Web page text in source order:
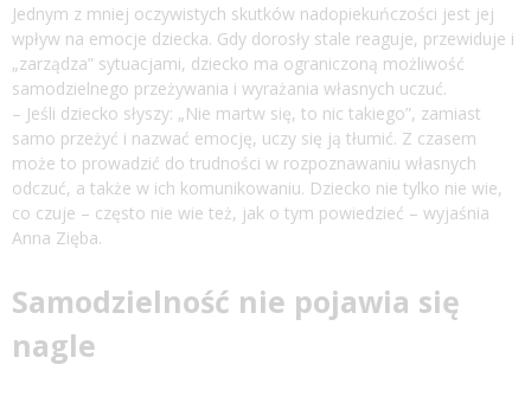
Jednym z mniej oczywistych skutków nadopiekuńczości jest jej
wpływ na emocje dziecka. Gdy dorosły stale reaguje, przewiduje i
„zarządza” sytuacjami, dziecko ma ograniczoną możliwość
samodzielnego przeżywania i wyrażania własnych uczuć.
– Jeśli dziecko słyszy: „Nie martw się, to nic takiego”, zamiast
samo przeżyć i nazwać emocję, uczy się ją tłumić. Z czasem
może to prowadzić do trudności w rozpoznawaniu własnych
odczuć, a także w ich komunikowaniu. Dziecko nie tylko nie wie,
co czuje – często nie wie też, jak o tym powiedzieć – wyjaśnia
Anna Zięba.
Samodzielność nie pojawia się
nagle